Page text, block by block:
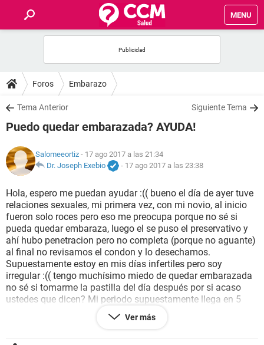
MENU
FOROS
SALUD
NUTRICIÓN
BIENESTAR
SEXUALIDAD
GLOSARIO
Foros Embarazo
Tema Anterior Siguiente Tema
Puedo quedar embarazada? AYUDA!
Salomeeortiz - 17 ago 2017 a las 21:34
Dr. Joseph Exebio
- 17 ago 2017 a las 23:38
Hola, espero me puedan ayudar :(( bueno el día de ayer tuve
relaciones sexuales, mi primera vez, con mi novio, al inicio
fueron solo roces pero eso me preocupa porque no sé si
pueda quedar embaraza, luego el se puso el preservativo y
ahí hubo penetracion pero no completa (porque no aguante)
al final no revisamos el condon y lo desechamos.
Supuestamente estoy en mis días infertiles pero soy
irregular :(( tengo muchísimo miedo de quedar embarazada
no sé si tomarme la pastilla del día después por si acaso
ustedes que dicen? Mi periodo supuestamente llega en 5
días, y hasta entonces será demasido tarde tomarme la
pastilla, no sé que hacer me ayudan? Me dan algún consejo,
Ver más